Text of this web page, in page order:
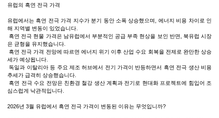
유럽의 흑연 전극 가격
유럽에서는 흑연 전극 가격 지수가 분기 동안 소폭 상승했으며, 에너지 비용 차이로 인
해 지역별 변동이 있었습니다.
흑연 전극 현물 가격은 남유럽에서 부분적인 공급 부족 현상을 보인 반면, 북유럽 시장
은 균형을 유지했습니다.
흑연 전극 가격 전망에 따르면 에너지 위기 이후 산업 수요 회복을 전제로 완만한 상승
세가 예상됩니다.
독일과 이탈리아 등 주요 제조 허브에서 전기 가격이 반등하면서 흑연 전극 생산 비용
추세가 급격히 상승했습니다.
흑연 전극 수요 전망은 친환경 철강 생산 계획과 전기로 현대화 프로젝트에 힘입어 조
심스럽게 낙관적입니다.
2026년 3월 유럽에서 흑연 전극 가격이 변동된 이유는 무엇입니까?